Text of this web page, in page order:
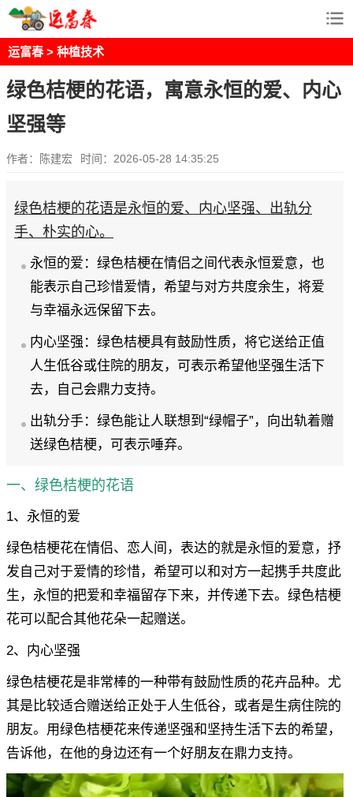
运富春 > 种植技术
绿色桔梗的花语，寓意永恒的爱、内心
坚强等
作者：陈建宏 时间：2026-05-28 14:35:25
绿色桔梗的花语是永恒的爱、内心坚强、出轨分
手、朴实的心。
永恒的爱：绿色桔梗在情侣之间代表永恒爱意，也
能表示自己珍惜爱情，希望与对方共度余生，将爱
与幸福永远保留下去。
内心坚强：绿色桔梗具有鼓励性质，将它送给正值
人生低谷或住院的朋友，可表示希望他坚强生活下
去，自己会鼎力支持。
出轨分手：绿色能让人联想到“绿帽子”，向出轨着赠
送绿色桔梗，可表示唾弃。
一、绿色桔梗的花语
1、永恒的爱
绿色桔梗花在情侣、恋人间，表达的就是永恒的爱意，抒
发自己对于爱情的珍惜，希望可以和对方一起携手共度此
生，永恒的把爱和幸福留存下来，并传递下去。绿色桔梗
花可以配合其他花朵一起赠送。
2、内心坚强
绿色桔梗花是非常棒的一种带有鼓励性质的花卉品种。尤
其是比较适合赠送给正处于人生低谷，或者是生病住院的
朋友。用绿色桔梗花来传递坚强和坚持生活下去的希望，
告诉他，在他的身边还有一个好朋友在鼎力支持。